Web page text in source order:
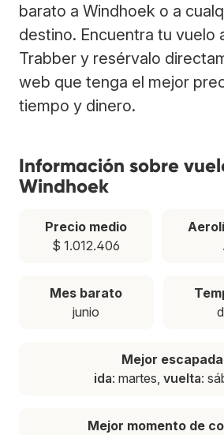
barato a Windhoek o a
destino. Encuentra tu vuelo
Trabber y resérvalo
web que tenga el mejor
tiempo y dinero.
Información sobre
Windhoek
Precio medio
$ 1.012.406
Mes barato
junio
Mejor escapada
ida: martes, vuelta:
Mejor momento de